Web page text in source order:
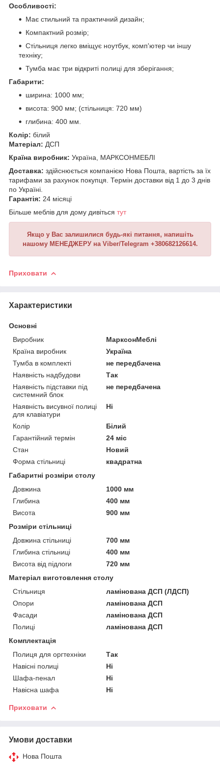
Особливості:
Має стильний та практичний дизайн;
Компактний розмір;
Стільниця легко вміщує ноутбук, комп'ютер чи іншу
техніку;
Тумба має три відкриті полиці для зберігання;
Габарити:
ширина: 1000 мм;
висота: 900 мм; (стільниця: 720 мм)
глибина: 400 мм.
Колір: білий
Матеріал: ДСП
Країна виробник: Україна, МАРКСОНМЕБЛІ
Доставка: здійснюється компанією Нова Пошта, вартість за їх
тарифами за рахунок покупця. Термін доставки від 1 до 3 днів
по Україні.
Гарантія: 24 місяці
Більше меблів для дому дивіться тут
Якщо у Вас залишилися будь-які питання, напишіть
нашому МЕНЕДЖЕРУ на Viber/Telegram +380682126614.
Приховати
Характеристики
Основні
Виробник
МарксонМеблі
Країна виробник
Україна
Тумба в комплекті
не передбачена
Наявність надбудови
Так
Наявність підставки під
системний блок
не передбачена
Наявність висувної полиці
для клавіатури
Ні
Колір
Білий
Гарантійний термін
24 міс
Стан
Новий
Форма стільниці
квадратна
Габаритні розміри столу
Довжина
1000 мм
Глибина
400 мм
Висота
900 мм
Розміри стільниці
Довжина стільниці
700 мм
Глибина стільниці
400 мм
Висота від підлоги
720 мм
Матеріал виготовлення столу
Стільниця
ламінована ДСП (ЛДСП)
Опори
ламінована ДСП
Фасади
ламінована ДСП
Полиці
ламінована ДСП
Комплектація
Полиця для оргтехніки
Так
Навісні полиці
Ні
Шафа-пенал
Ні
Навісна шафа
Ні
Приховати
Умови доставки
Нова Пошта